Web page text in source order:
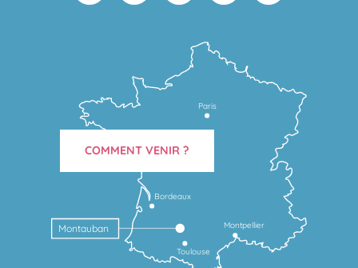
Toulouse
Montpellier
Bordeaux
Montauban
Paris
COMMENT VENIR ?